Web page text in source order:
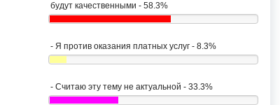
будут качественными - 58.3%
- Я против оказания платных услуг - 8.3%
- Считаю эту тему не актуальной - 33.3%